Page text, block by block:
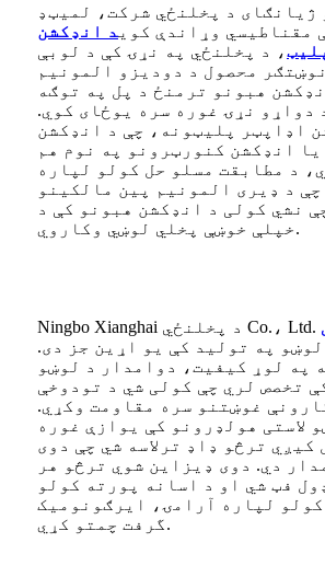
ژیانګای د پخلنځي شرکت، لمیټډ
مقناطیسي وړاندې کوي د انډکشن
، د پخلنځي په نړۍ کې د لوبې
محصول د دودیزو المونیم
هبونو ترمنځ د پل په توګه
دواړو نړۍ غوره سره یوځای کوي.
اډاپټر پلیټونه، چې د انډکشن
یا انډکشن کنورټرونو په نوم هم
د مطابقت مسلو حل کولو لپاره
د ډیری المونیم پین مالکینو
نشي کولی د انډکشن هبونو کې د
خپلې خوښې پخلي لوښي وکاروي.
په تولید کې یو اړین جز دی.
په لوړ کیفیت، دوامدار د لوښو
تخصص لري چې کولی شي د تودوخې
غوښتنو سره مقاومت وکړي.
لاستی هولډرونو کې یوازې غوره
کیږي ترڅو ډاډ ترلاسه شي چې دوی
دي. دوی ډیزاین شوي ترڅو هر
فټ شي او د اسانه پورته کولو
کولو لپاره آرامۍ، ایرګونومیک
گرفت چمتو کړي.